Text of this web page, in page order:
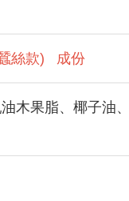
絲款) 成份
木果脂、椰子油